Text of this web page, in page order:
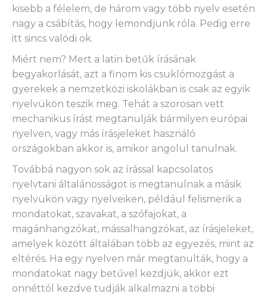
kisebb a félelem, de három vagy több nyelv esetén
nagy a csábítás, hogy lemondjunk róla. Pedig erre
itt sincs valódi ok.
Miért nem? Mert a latin betűk írásának
begyakorlását, azt a finom kis csuklómozgást a
gyerekek a nemzetközi iskolákban is csak az egyik
nyelvükön teszik meg. Tehát a szorosan vett
mechanikus írást megtanulják bármilyen európai
nyelven, vagy más írásjeleket használó
országokban akkor is, amikor angolul tanulnak.
Továbbá nagyon sok az írással kapcsolatos
nyelvtani általánosságot is megtanulnak a másik
nyelvükön vagy nyelveiken, például felismerik a
mondatokat, szavakat, a szófajokat, a
magánhangzókat, mássalhangzókat, az írásjeleket,
amelyek között általában több az egyezés, mint az
eltérés. Ha egy nyelven már megtanulták, hogy a
mondatokat nagy betűvel kezdjük, akkor ezt
onnéttól kezdve tudják alkalmazni a többi